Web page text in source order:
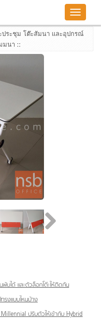
Toggle
ประชุม โต๊ะสัมนา และอุปกรณ์
มนา ::
พับได้ และตัวล็อกโต๊ะให้ติดกัน
รงแบบไหนบ้าง
ปรับตัวให้เข้ากับ Hybrid